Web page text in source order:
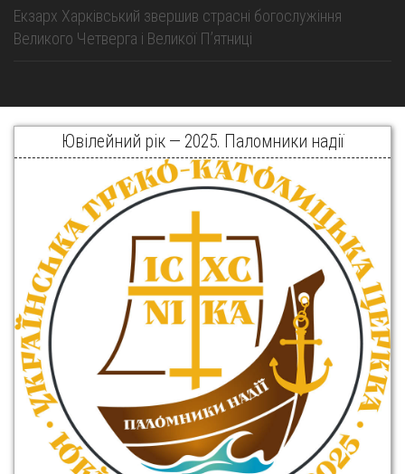
Екзарх Харківський звершив страсні богослужіння
Великого Четверга і Великої Пʼятниці
Ювілейний рік — 2025. Паломники надії